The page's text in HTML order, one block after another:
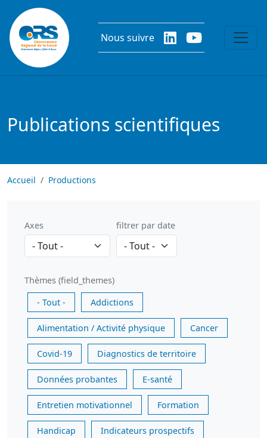
Aller au contenu principal
Nous suivre
Publications scientifiques
Accueil Productions
Axes filtrer par date
Thèmes (field_themes)
- Tout -
Addictions
Alimentation / Activité physique Cancer
Covid-19 Diagnostics de territoire
Données probantes E-santé
Entretien motivationnel Formation
Handicap Indicateurs prospectifs